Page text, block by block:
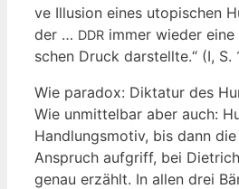
ve Illu­si­on eines uto­pi­schen
der … DDR immer wie­der
schen Druck dar­stell­te.“ (I, S.
Wie para­dox: Dik­ta­tur des
Wie unmit­tel­bar aber auch:
Hand­lungs­mo­tiv, bis dann
Anspruch auf­griff, bei
genau erzählt. In allen drei